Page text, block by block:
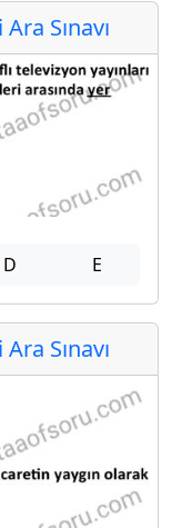
Sınavı
D E
Sınavı